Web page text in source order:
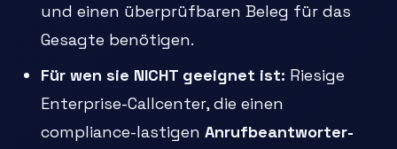
und einen überprüfbaren Beleg für das
Gesagte benötigen.
Für wen sie NICHT geeignet ist: Riesige
Enterprise-Callcenter, die einen
compliance-lastigenAnrufbeantworter-